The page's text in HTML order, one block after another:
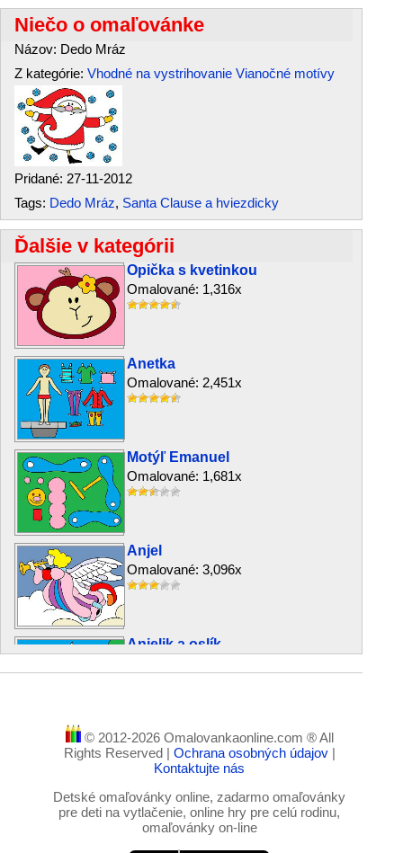
Niečo o omaľovánke
Názov: Dedo Mráz
Z kategórie: Vhodné na vystrihovanie Vianočné motívy
Pridané: 27-11-2012
Tags: Dedo Mráz, Santa Clause a hviezdicky
Ďalšie v kategórii
Opička s kvetinkou
Omalované: 1,316x
Anetka
Omalované: 2,451x
Motýľ Emanuel
Omalované: 1,681x
Anjel
Omalované: 3,096x
Anjelik a oslík
Vták spevák
Omalované: 2,188x
Detská škraboška – Pirát
Omalované: 3,329x
© 2012-2026 Omalovankaonline.com ® All
Rights Reserved | Ochrana osobných údajov |
Kontaktujte nás
Detské omaľovánky online, zadarmo omaľovánky
pre deti na vytlačenie, online hry pre celú rodinu,
omaľovánky on-line